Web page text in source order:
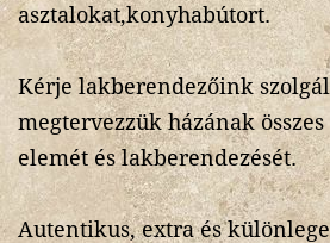
asztalokat,konyhabútort.
Kérje lakberendezőink
megtervezzük házának
elemét és lakberendezését.
Autentikus, extra és